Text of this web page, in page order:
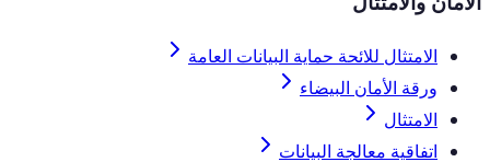
الامتثال للائحة حماية البيانات العامة
ورقة الأمان البيضاء
الامتثال
اتفاقية معالجة البيانات